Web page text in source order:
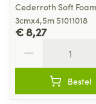
Cederroth Soft
3cmx4,5m 51011018
€ 8,27
Bestel